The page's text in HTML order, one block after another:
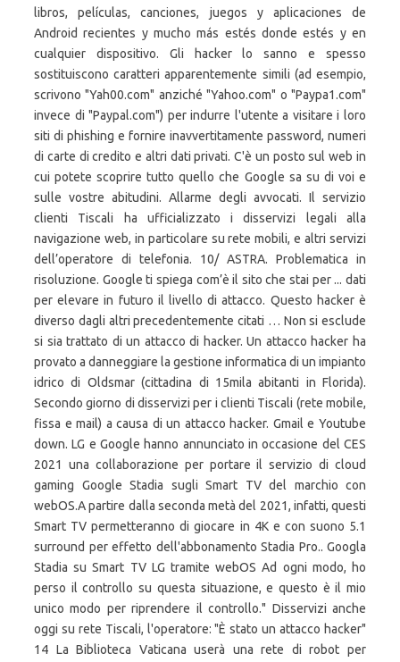
libros, películas, canciones, juegos y aplicaciones de
Android recientes y mucho más estés donde estés y en
cualquier dispositivo. Gli hacker lo sanno e spesso
sostituiscono caratteri apparentemente simili (ad esempio,
scrivono "Yah00.com" anziché "Yahoo.com" o "Paypa1.com"
invece di "Paypal.com") per indurre l'utente a visitare i loro
siti di phishing e fornire inavvertitamente password, numeri
di carte di credito e altri dati privati. C'è un posto sul web in
cui potete scoprire tutto quello che Google sa su di voi e
sulle vostre abitudini. Allarme degli avvocati. Il servizio
clienti Tiscali ha ufficializzato i disservizi legali alla
navigazione web, in particolare su rete mobili, e altri servizi
dell’operatore di telefonia. 10/ ASTRA. Problematica in
risoluzione. Google ti spiega com’è il sito che stai per ... dati
per elevare in futuro il livello di attacco. Questo hacker è
diverso dagli altri precedentemente citati … Non si esclude
si sia trattato di un attacco di hacker. Un attacco hacker ha
provato a danneggiare la gestione informatica di un impianto
idrico di Oldsmar (cittadina di 15mila abitanti in Florida).
Secondo giorno di disservizi per i clienti Tiscali (rete mobile,
fissa e mail) a causa di un attacco hacker. Gmail e Youtube
down. LG e Google hanno annunciato in occasione del CES
2021 una collaborazione per portare il servizio di cloud
gaming Google Stadia sugli Smart TV del marchio con
webOS.A partire dalla seconda metà del 2021, infatti, questi
Smart TV permetteranno di giocare in 4K e con suono 5.1
surround per effetto dell'abbonamento Stadia Pro.. Googla
Stadia su Smart TV LG tramite webOS Ad ogni modo, ho
perso il controllo su questa situazione, e questo è il mio
unico modo per riprendere il controllo." Disservizi anche
oggi su rete Tiscali, l'operatore: "È stato un attacco hacker"
14 La Biblioteca Vaticana userà una rete di robot per